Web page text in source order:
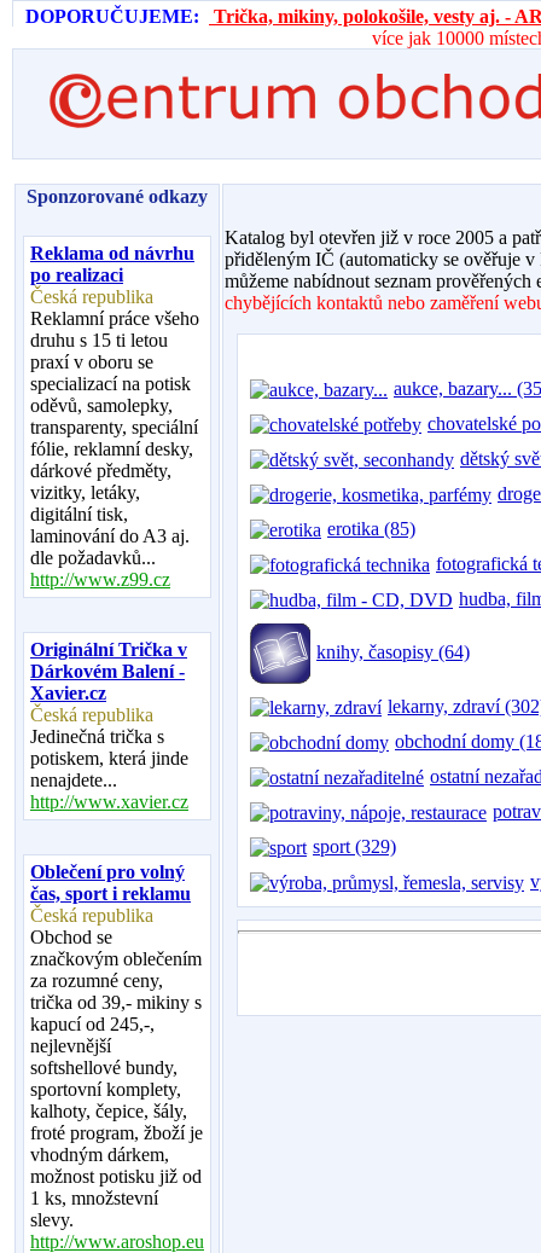
DOPORUČUJEME:
Trička, mikiny, polokošile, vesty aj. -
více jak 10000
Sponzorované odkazy
Reklama od návrhu
po realizaci
Česká republika
Reklamní práce všeho
druhu s 15 ti letou
praxí v oboru se
specializací na potisk
oděvů, samolepky,
transparenty, speciální
fólie, reklamní desky,
dárkové předměty,
vizitky, letáky,
digitální tisk,
laminování do A3 aj.
dle požadavků...
http://www.z99.cz
Originální Trička v
Dárkovém Balení -
Xavier.cz
Česká republika
Jedinečná trička s
potiskem, která jinde
nenajdete...
http://www.xavier.cz
Oblečení pro volný
čas, sport i reklamu
Česká republika
Obchod se
značkovým oblečením
za rozumné ceny,
trička od 39,- mikiny s
kapucí od 245,-,
nejlevnější
softshellové bundy,
sportovní komplety,
kalhoty, čepice, šály,
froté program, žboží je
vhodným dárkem,
možnost potisku již od
1 ks, množstevní
slevy.
http://www.aroshop.eu
Katalog byl otevřen již v roce 2005 a
přiděleným IČ (automaticky se ověřuje
můžeme nabídnout seznam
chybějících kontaktů nebo zaměření
aukce, bazary...
chovatelské
dětský
erotika (85)
fotografická
hudba,
knihy, časopisy (64)
lekarny, zdraví
obchodní domy
ostatní
sport (329)